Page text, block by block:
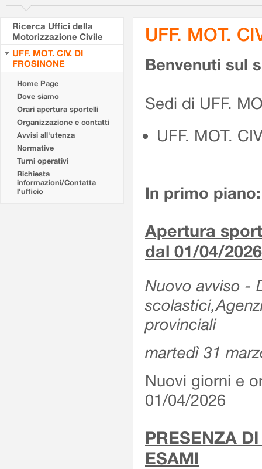
Ricerca Uffici della
Motorizzazione Civile
UFF. MOT. CIV. DI
FROSINONE
Home Page
Dove siamo
Orari apertura sportelli
Organizzazione e contatti
Avvisi all'utenza
Normative
Turni operativi
Richiesta
informazioni/Contatta
l'ufficio
UFF. MOT.
Benvenuti sul
Sedi di UFF.
UFF. MOT.
In primo piano:
Apertura
dal 01/04/2026
Nuovo avviso -
provinciali
martedì 31
Nuovi giorni e
01/04/2026
PRESENZA
ESAMI